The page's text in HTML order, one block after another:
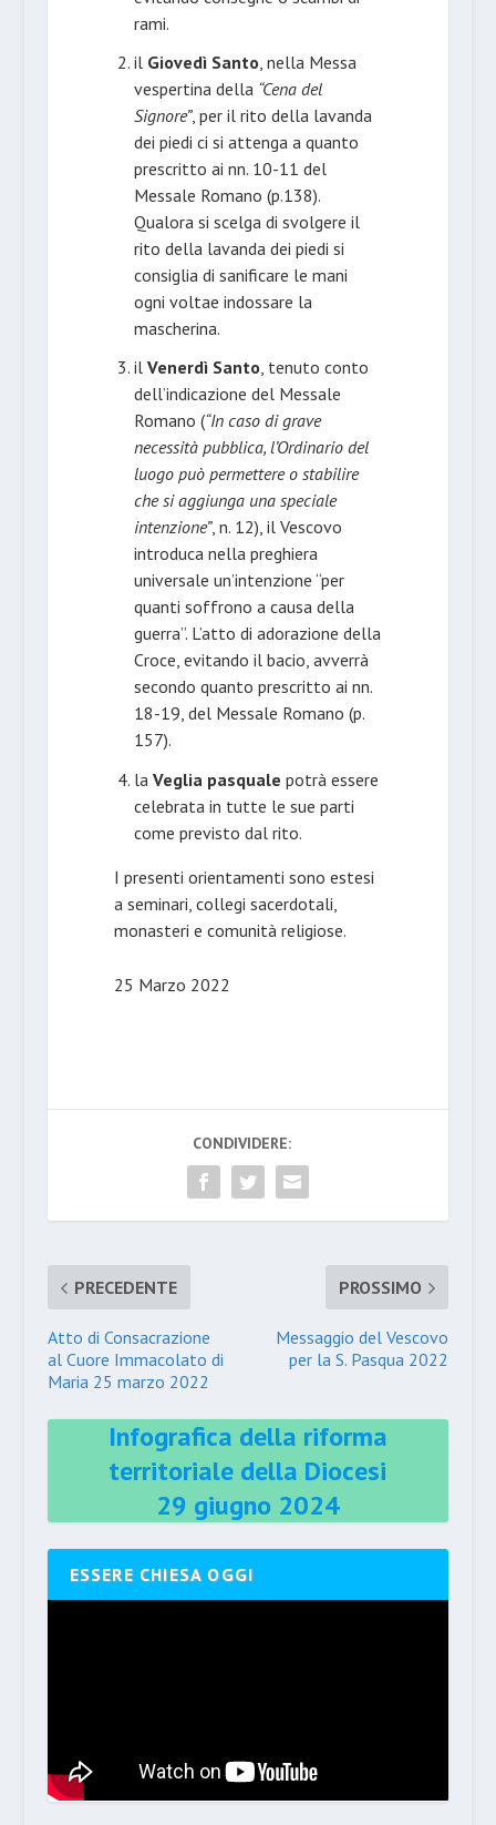
rami.
il Giovedì Santo, nella Messa
vespertina della “Cena del
Signore”, per il rito della lavanda
dei piedi ci si attenga a quanto
prescritto ai nn. 10-11 del
Messale Romano (p.138).
Qualora si scelga di svolgere il
rito della lavanda dei piedi si
consiglia di sanificare le mani
ogni voltae indossare la
mascherina.
il Venerdì Santo, tenuto conto
dell’indicazione del Messale
Romano (“In caso di grave
necessità pubblica, l’Ordinario del
luogo può permettere o stabilire
che si aggiunga una speciale
intenzione”, n. 12), il Vescovo
introduca nella preghiera
universale un’intenzione “per
quanti soffrono a causa della
guerra”. L’atto di adorazione della
Croce, evitando il bacio, avverrà
secondo quanto prescritto ai nn.
18-19, del Messale Romano (p.
157).
la Veglia pasquale potrà essere
celebrata in tutte le sue parti
come previsto dal rito.
I presenti orientamenti sono estesi
a seminari, collegi sacerdotali,
monasteri e comunità religiose.
25 Marzo 2022
CONDIVIDERE:
PRECEDENTE
Atto di Consacrazione
al Cuore Immacolato di
Maria 25 marzo 2022
PROSSIMO
Messaggio del Vescovo
per la S. Pasqua 2022
Infografica della riforma
territoriale della Diocesi
29 giugno 2024
ESSERE CHIESA OGGI